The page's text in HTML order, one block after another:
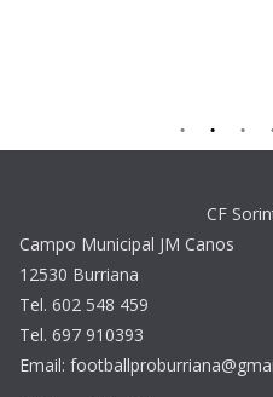
CF
Campo Municipal JM Canos
12530 Burriana
Tel. 602 548 459
Tel. 697 910393
Email: